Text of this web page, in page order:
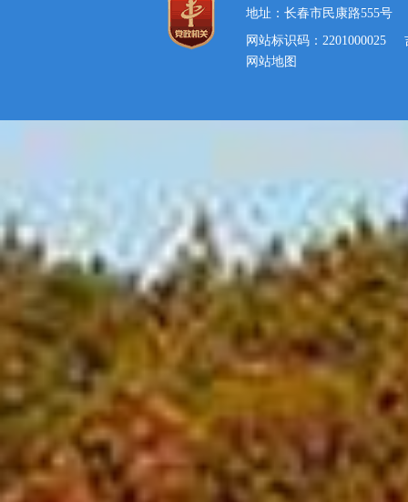
地址：长春市民康路555号
网站标识码：2201000025
网站地图